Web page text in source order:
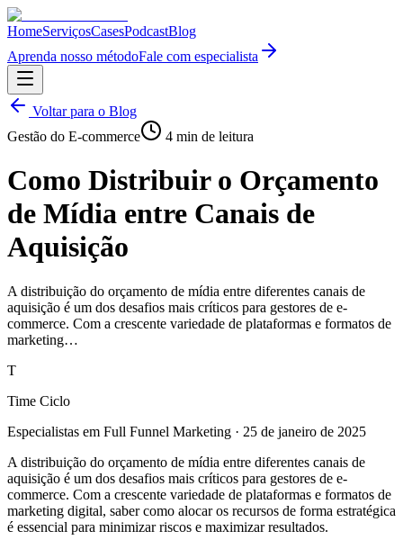
HomeServiçosCasesPodcastBlog
Aprenda nosso métodoFale com especialista
Voltar para o Blog
Gestão do E-commerce
4 min de leitura
Como Distribuir o Orçamento
de Mídia entre Canais de
Aquisição
A distribuição do orçamento de mídia entre diferentes canais de
aquisição é um dos desafios mais críticos para gestores de e-
commerce. Com a crescente variedade de plataformas e formatos de
marketing…
T
Time Ciclo
Especialistas em Full Funnel Marketing · 25 de janeiro de 2025
A distribuição do orçamento de mídia entre diferentes canais de
aquisição é um dos desafios mais críticos para gestores de e-
commerce. Com a crescente variedade de plataformas e formatos de
marketing digital, saber como alocar os recursos de forma estratégica
é essencial para minimizar riscos e maximizar resultados.